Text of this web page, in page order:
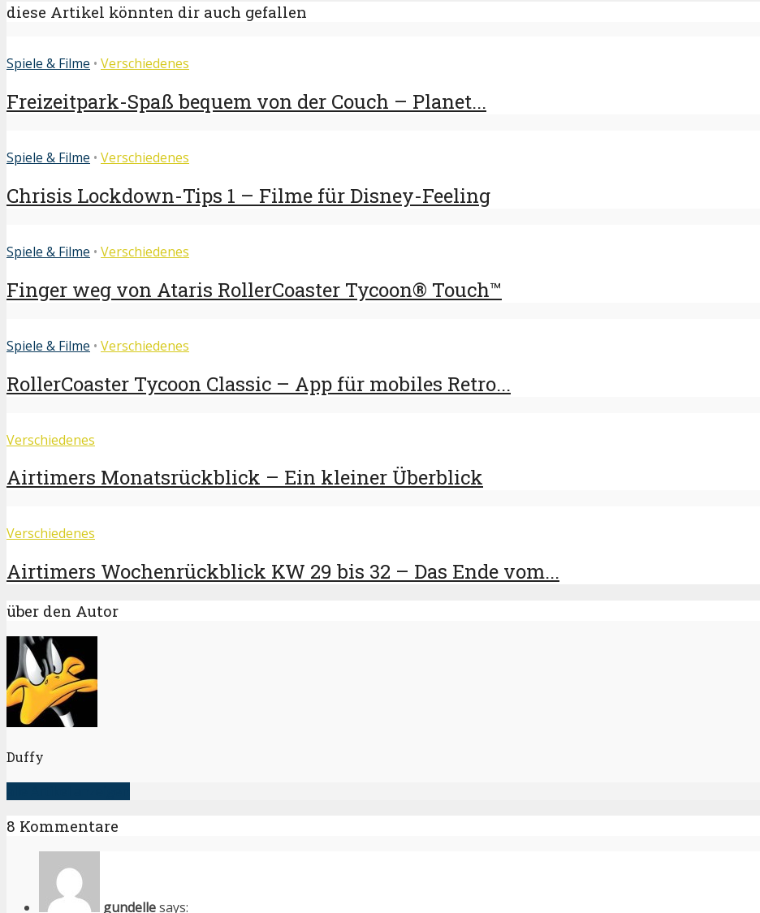
diese Artikel könnten dir auch gefallen
Spiele & Filme • Verschiedenes
Freizeitpark-Spaß bequem von der Couch – Planet...
Spiele & Filme • Verschiedenes
Chrisis Lockdown-Tips 1 – Filme für Disney-Feeling
Spiele & Filme • Verschiedenes
Finger weg von Ataris RollerCoaster Tycoon® Touch™
Spiele & Filme • Verschiedenes
RollerCoaster Tycoon Classic – App für mobiles Retro...
Verschiedenes
Airtimers Monatsrückblick – Ein kleiner Überblick
Verschiedenes
Airtimers Wochenrückblick KW 29 bis 32 – Das Ende vom...
über den Autor
Duffy
8 Kommentare
gundellesays: